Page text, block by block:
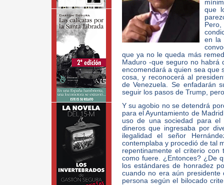
que
en la
que ya no le queda más
Maduro -que seguro no habrá
encomendará a quien sea que
cosa, y reconocerá al
de Venezuela. Se enfadarán
seguir los pasos de Trump,
Y su agobio no se detendrá
para el Ayuntamiento de
uso de una sociedad para
dineros que ingresaba por
ilegalidad el señor
contemplaba y procedió de tal
repentinamente el criterio
como fuere. ¿Entonces? ¿De
los estándares de honradez
cuando no era aún
persona según el bilocado